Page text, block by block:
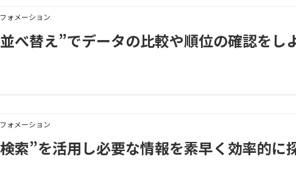
ォメーション
べ替え”でデータの比較や順位の確認をし
ォメーション
索”を活用し必要な情報を素早く効率的に